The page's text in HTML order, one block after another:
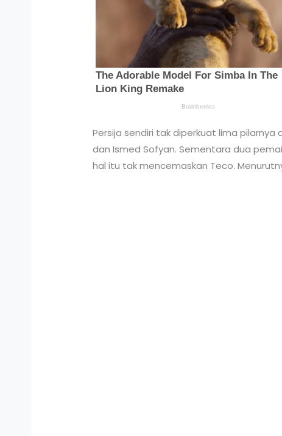
Persija sendiri tak diperkuat lima pilarnya
dan Ismed Sofyan. Sementara dua
hal itu tak mencemaskan Teco.